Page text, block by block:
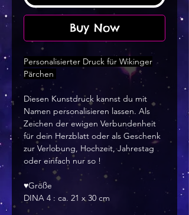
Buy Now
Personalisierter Druck für Wikinger
Pärchen
Diesen Kunstdruck kannst du mit
Namen personalisieren lassen. Als
Zeichen der ewigen Verbundenheit
für dein Herzblatt oder als Geschenk
zur Verlobung, Hochzeit, Jahrestag
oder einfach nur so !
♥Größe
DINA 4 : ca. 21 x 30 cm